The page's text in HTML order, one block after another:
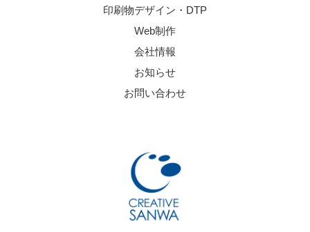
印刷物デザイン・DTP
Web制作
会社情報
お知らせ
お問い合わせ